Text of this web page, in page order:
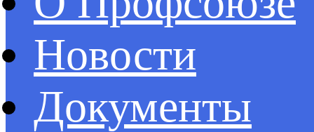
Новости
Документы